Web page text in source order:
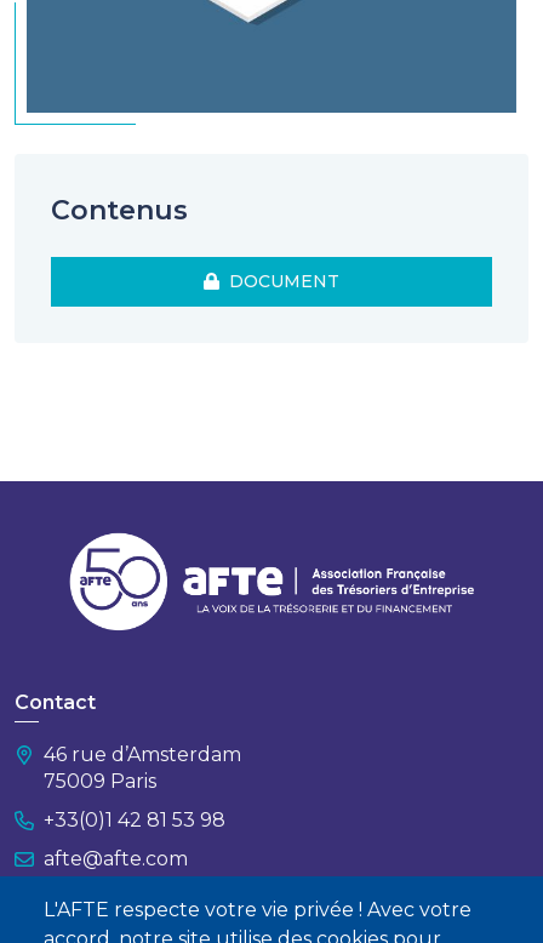
L'AFTE respecte votre vie privée ! Avec votre
Contenus
DOCUMENT
Contact
46 rue d’Amsterdam
75009 Paris
+33(0)1 42 81 53 98
afte@afte.com
Nous contacter